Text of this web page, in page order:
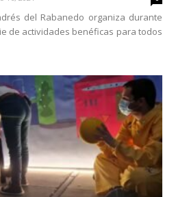
del Rabanedo organiza durante
de actividades benéficas para todos